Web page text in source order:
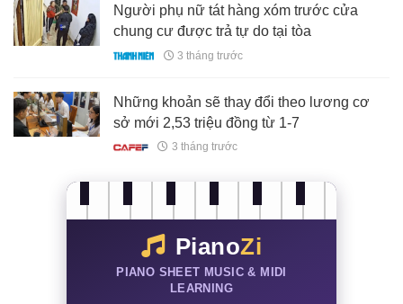
Người phụ nữ tát hàng xóm trước cửa
chung cư được trả tự do tại tòa
3 tháng trước
Những khoản sẽ thay đổi theo lương cơ
sở mới 2,53 triệu đồng từ 1-7
3 tháng trước
PianoZi
PIANO SHEET MUSIC & MIDI
LEARNING